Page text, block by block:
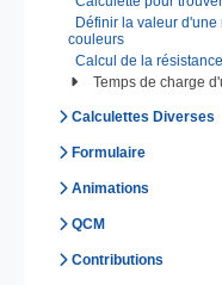
Définir la valeur
couleurs
Calcul de la
Temps de charge
Calculettes Diverses
Formulaire
Animations
QCM
Contributions